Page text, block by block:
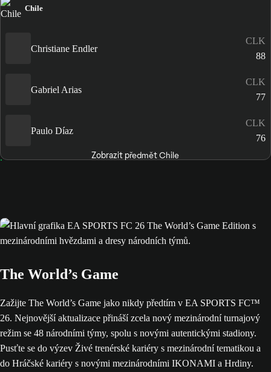
Chile
Christiane Endler
CLK
88
Gabriel Arias
CLK
77
Paulo Díaz
CLK
76
Zobrazit předmět Chile
The World’s Game
Zažijte The World’s Game jako nikdy předtím v EA SPORTS FC™
26. Nejnovější aktualizace přináší zcela nový mezinárodní turnajový
režim se 48 národními týmy, spolu s novými autentickými stadiony.
Pusťte se do výzev Živé trenérské kariéry s mezinárodní tematikou a
do Hráčské kariéry s novými mezinárodními IKONAMI a Hrdiny.